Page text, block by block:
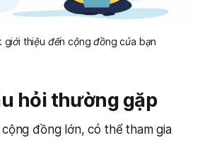
giới thiệu đến cộng đồng của bạn
hỏi thường gặp
đồng lớn, có thể tham gia